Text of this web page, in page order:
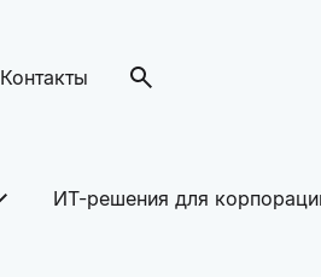
Контакты
ИТ-решения для